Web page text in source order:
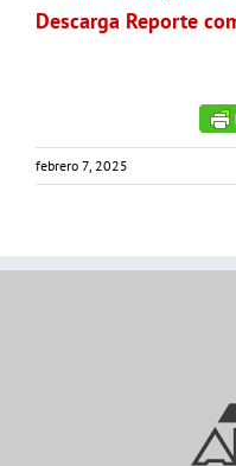
Descarga Reporte
febrero 7, 2025